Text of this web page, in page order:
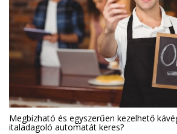
Megbízható és egyszerűen kezelhető
italadagoló automatát keres?